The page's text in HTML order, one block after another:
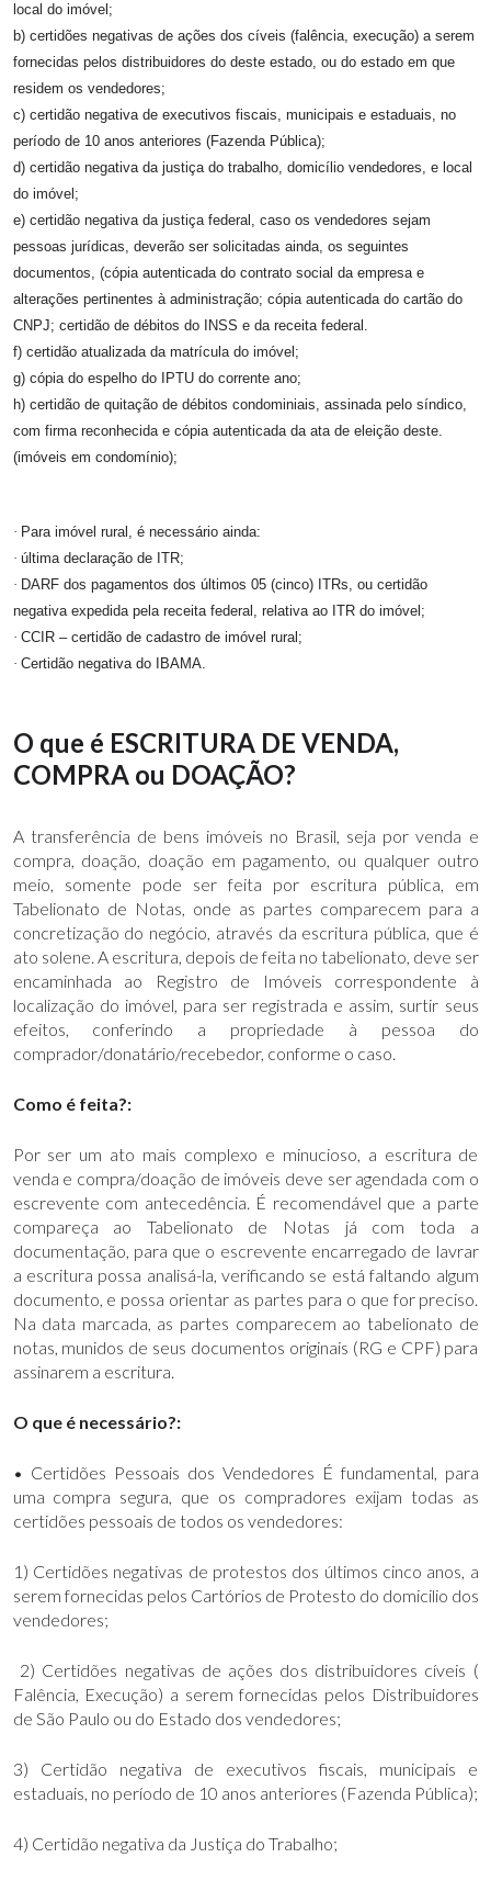
local do imóvel;
b) certidões negativas de ações dos cíveis (falência, execução) a serem
fornecidas pelos distribuidores do deste estado, ou do estado em que
residem os vendedores;
c) certidão negativa de executivos fiscais, municipais e estaduais, no
período de 10 anos anteriores (Fazenda Pública);
d) certidão negativa da justiça do trabalho, domicílio vendedores, e local
do imóvel;
e) certidão negativa da justiça federal, caso os vendedores sejam
pessoas jurídicas, deverão ser solicitadas ainda, os seguintes
documentos, (cópia autenticada do contrato social da empresa e
alterações pertinentes à administração; cópia autenticada do cartão do
CNPJ; certidão de débitos do INSS e da receita federal.
f) certidão atualizada da matrícula do imóvel;
g) cópia do espelho do IPTU do corrente ano;
h) certidão de quitação de débitos condominiais, assinada pelo síndico,
com firma reconhecida e cópia autenticada da ata de eleição deste.
(imóveis em condomínio);
· Para imóvel rural, é necessário ainda:
· última declaração de ITR;
· DARF dos pagamentos dos últimos 05 (cinco) ITRs, ou certidão
negativa expedida pela receita federal, relativa ao ITR do imóvel;
· CCIR – certidão de cadastro de imóvel rural;
· Certidão negativa do IBAMA.
O que é ESCRITURA DE VENDA,
COMPRA ou DOAÇÃO?
A transferência de bens imóveis no Brasil, seja por venda e
compra, doação, doação em pagamento, ou qualquer outro
meio, somente pode ser feita por escritura pública, em
Tabelionato de Notas, onde as partes comparecem para a
concretização do negócio, através da escritura pública, que é
ato solene. A escritura, depois de feita no tabelionato, deve ser
encaminhada ao Registro de Imóveis correspondente à
localização do imóvel, para ser registrada e assim, surtir seus
efeitos, conferindo a propriedade à pessoa do
comprador/donatário/recebedor, conforme o caso.
Como é feita?:
Por ser um ato mais complexo e minucioso, a escritura de
venda e compra/doação de imóveis deve ser agendada com o
escrevente com antecedência. É recomendável que a parte
compareça ao Tabelionato de Notas já com toda a
documentação, para que o escrevente encarregado de lavrar
a escritura possa analisá-la, verificando se está faltando algum
documento, e possa orientar as partes para o que for preciso.
Na data marcada, as partes comparecem ao tabelionato de
notas, munidos de seus documentos originais (RG e CPF) para
assinarem a escritura.
O que é necessário?:
• Certidões Pessoais dos Vendedores É fundamental, para
uma compra segura, que os compradores exijam todas as
certidões pessoais de todos os vendedores:
1) Certidões negativas de protestos dos últimos cinco anos, a
serem fornecidas pelos Cartórios de Protesto do domicilio dos
vendedores;
2) Certidões negativas de ações dos distribuidores cíveis (
Falência, Execução) a serem fornecidas pelos Distribuidores
de São Paulo ou do Estado dos vendedores;
3) Certidão negativa de executivos fiscais, municipais e
estaduais, no período de 10 anos anteriores (Fazenda Pública);
4) Certidão negativa da Justiça do Trabalho;